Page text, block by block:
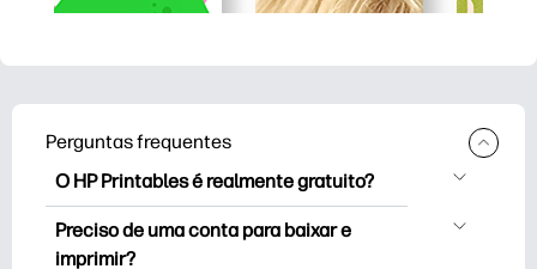
Perguntas frequentes
O HP Printables é realmente gratuito?
O HP Printables oferece mais de 2,500
impressoras gratuitas para baixar e
Preciso de uma conta para baixar e
imprimir?